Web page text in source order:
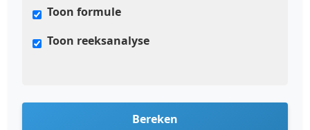
Toon formule
Toon reeksanalyse
Bereken